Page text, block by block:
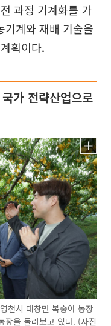
과정 기계화를 가
기계와 재배 기술을
획이다.
가 전략산업으로
천시 대창면 복숭아 농장
장을 둘러보고 있다. (사진